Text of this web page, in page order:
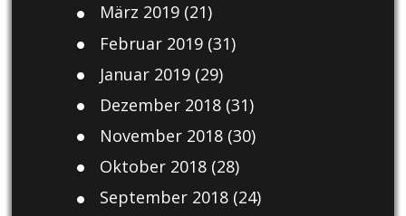
März 2019(21)
Februar 2019(31)
Januar 2019(29)
Dezember 2018(31)
November 2018(30)
Oktober 2018(28)
September 2018(24)